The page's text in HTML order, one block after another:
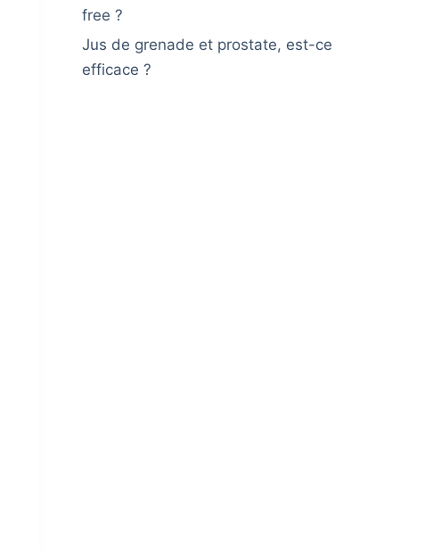
free ?
Jus de grenade et prostate, est-ce
efficace ?